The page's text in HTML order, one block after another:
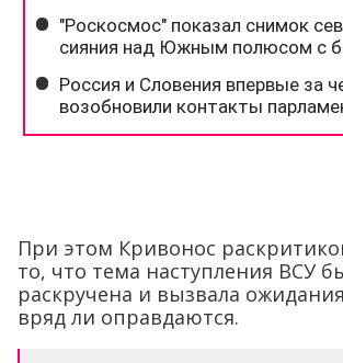
При этом Кривонос
то, что тема наступления ВСУ
раскручена и вызвала
вряд ли оправдаются.